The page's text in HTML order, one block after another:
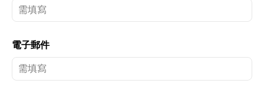
電子郵件